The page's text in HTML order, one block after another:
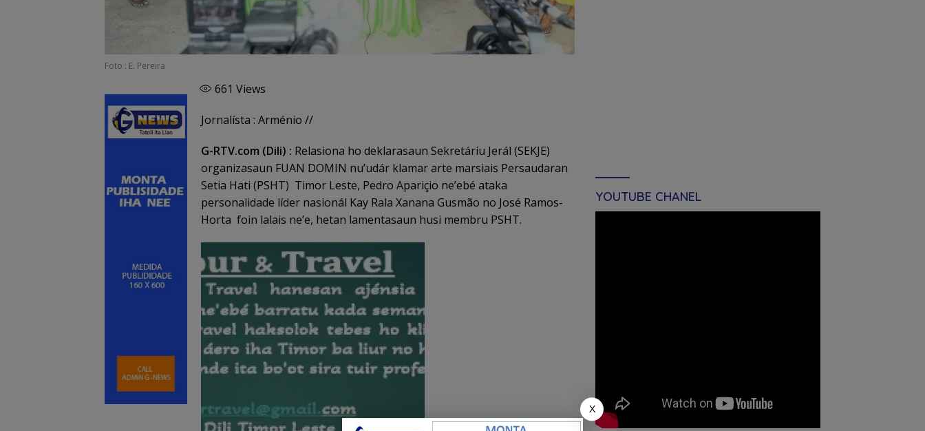
Foto : E. Pereira
661 Views
Jornalísta : Arménio //
G-RTV.com (Dili) : Relasiona ho deklarasaun Sekretáriu Jerál (SEKJE)
organizasaun FUAN DOMIN nu’udár klamar arte marsiais Persaudaran
Setia Hati (PSHT) Timor Leste, Pedro Apariçio ne’ebé ataka
personalidade líder nasionál Kay Rala Xanana Gusmão no José Ramos-
Horta foin lalais ne’e, hetan lamentasaun husi membru PSHT.
YOUTUBE CHANEL
X